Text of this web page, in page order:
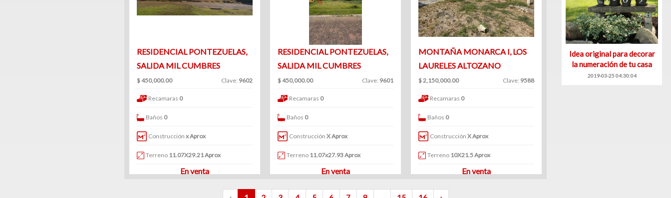
RESIDENCIAL PONTEZUELAS,
SALIDA MIL CUMBRES
$ 450,000.00 Clave: 9602
Recamaras 0
Baños 0
Construcción x Aprox
Terreno 11.07X29.21 Aprox
En venta
RESIDENCIAL PONTEZUELAS,
SALIDA MIL CUMBRES
$ 450,000.00 Clave: 9601
Recamaras 0
Baños 0
Construcción X Aprox
Terreno 11.07x27.93 Aprox
En venta
MONTAÑA MONARCA I, LOS
LAURELES ALTOZANO
$ 2,150,000.00 Clave: 9588
Recamaras 0
Baños 0
Construcción X Aprox
Terreno 10X21.5 Aprox
En venta
Idea original para decorar
la numeración de tu casa
2019-03-25 04:30:04